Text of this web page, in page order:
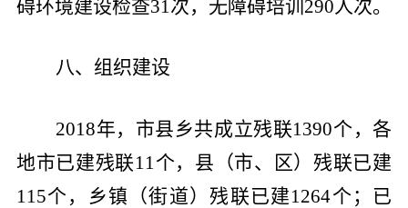
碍环境建设检查31 次，无障碍培训 290 人次。
八、组织建设
2018年，市县乡共成立残联1390个，各
地市已建残联11个，县（市、区）残联已建
115个，乡镇（街道）残联已建1264个；已